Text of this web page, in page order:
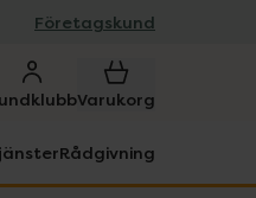
Företagskund
Varukorg
Rådgivning